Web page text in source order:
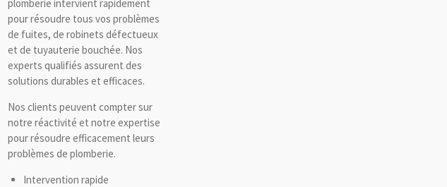
plomberie intervient rapidement
pour résoudre tous vos problèmes
de fuites, de robinets défectueux
et de tuyauterie bouchée. Nos
experts qualifiés assurent des
solutions durables et efficaces.
Nos clients peuvent compter sur
notre réactivité et notre expertise
pour résoudre efficacement leurs
problèmes de plomberie.
Intervention rapide